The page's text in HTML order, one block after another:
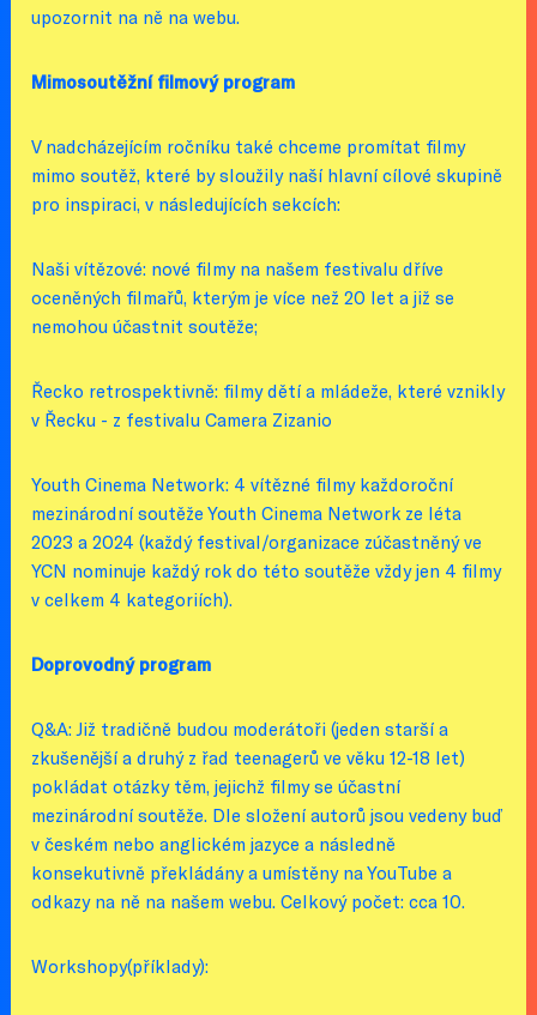
upozornit na ně na webu.
Mimosoutěžní filmový program
V nadcházejícím ročníku také chceme promítat filmy
mimo soutěž, které by sloužily naší hlavní cílové skupině
pro inspiraci, v následujících sekcích:
Naši vítězové: nové filmy na našem festivalu dříve
oceněných filmařů, kterým je více než 20 let a již se
nemohou účastnit soutěže;
Řecko retrospektivně: filmy dětí a mládeže, které vznikly
v Řecku - z festivalu Camera Zizanio
Youth Cinema Network: 4 vítězné filmy každoroční
mezinárodní soutěže Youth Cinema Network ze léta
2023 a 2024 (každý festival/organizace zúčastněný ve
YCN nominuje každý rok do této soutěže vždy jen 4 filmy
v celkem 4 kategoriích).
Doprovodný program
Q&A: Již tradičně budou moderátoři (jeden starší a
zkušenější a druhý z řad teenagerů ve věku 12-18 let)
pokládat otázky těm, jejichž filmy se účastní
mezinárodní soutěže. Dle složení autorů jsou vedeny buď
v českém nebo anglickém jazyce a následně
konsekutivně překládány a umístěny na YouTube a
odkazy na ně na našem webu. Celkový počet: cca 10.
Workshopy(příklady):